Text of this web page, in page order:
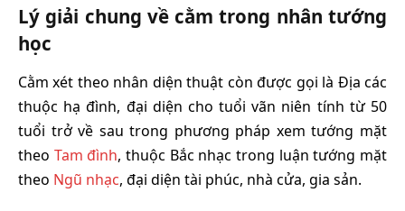
Lý giải chung về cằm trong nhân tướng
học
Cằm xét theo nhân diện thuật còn được gọi là Địa các
thuộc hạ đình, đại diện cho tuổi vãn niên tính từ 50
tuổi trở về sau trong phương pháp xem tướng mặt
theo Tam đình, thuộc Bắc nhạc trong luận tướng mặt
theo Ngũ nhạc, đại diện tài phúc, nhà cửa, gia sản.